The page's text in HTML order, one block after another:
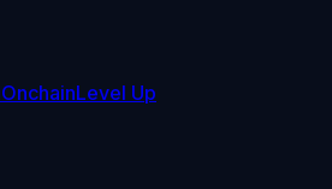
OnchainLevel Up